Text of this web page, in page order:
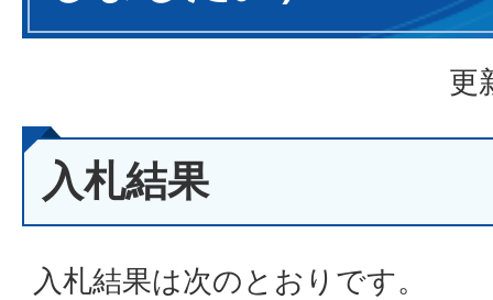
更
入札結果
入札結果は次のとおりです。